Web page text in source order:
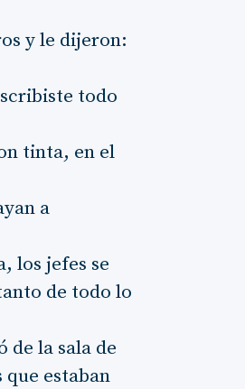
y le dijeron:
todo
tinta, en el
a
los jefes se
de todo lo
de la sala de
que estaban